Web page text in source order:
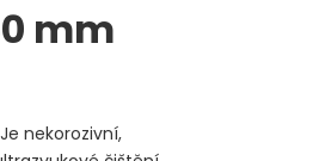
mm
nekorozivní,